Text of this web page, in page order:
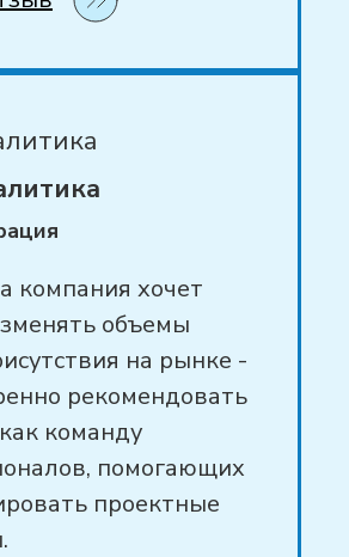
компания хочет
объемы
на рынке -
рекомендовать
команду
помогающих
проектные